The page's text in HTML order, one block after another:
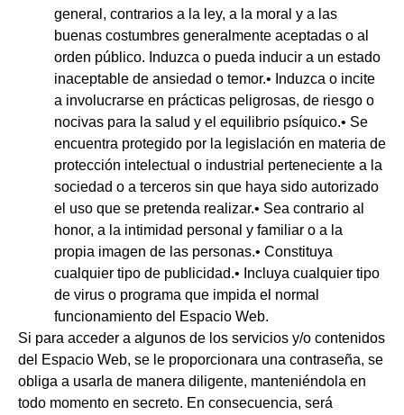
general, contrarios a la ley, a la moral y a las
buenas costumbres generalmente aceptadas o al
orden público. Induzca o pueda inducir a un estado
inaceptable de ansiedad o temor.• Induzca o incite
a involucrarse en prácticas peligrosas, de riesgo o
nocivas para la salud y el equilibrio psíquico.• Se
encuentra protegido por la legislación en materia de
protección intelectual o industrial perteneciente a la
sociedad o a terceros sin que haya sido autorizado
el uso que se pretenda realizar.• Sea contrario al
honor, a la intimidad personal y familiar o a la
propia imagen de las personas.• Constituya
cualquier tipo de publicidad.• Incluya cualquier tipo
de virus o programa que impida el normal
funcionamiento del Espacio Web.
Si para acceder a algunos de los servicios y/o contenidos
del Espacio Web, se le proporcionara una contraseña, se
obliga a usarla de manera diligente, manteniéndola en
todo momento en secreto. En consecuencia, será